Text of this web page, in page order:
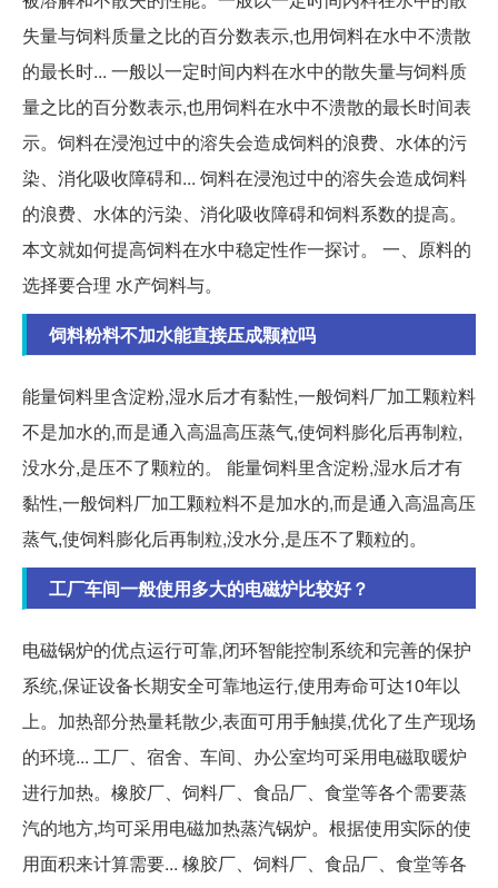
失量与饲料质量之比的百分数表示,也用饲料在水中不溃散
的最长时... 一般以一定时间内料在水中的散失量与饲料质
量之比的百分数表示,也用饲料在水中不溃散的最长时间表
示。饲料在浸泡过中的溶失会造成饲料的浪费、水体的污
染、消化吸收障碍和... 饲料在浸泡过中的溶失会造成饲料
的浪费、水体的污染、消化吸收障碍和饲料系数的提高。
本文就如何提高饲料在水中稳定性作一探讨。 一、原料的
选择要合理 水产饲料与。
饲料粉料不加水能直接压成颗粒吗
能量饲料里含淀粉,湿水后才有黏性,一般饲料厂加工颗粒料
不是加水的,而是通入高温高压蒸气,使饲料膨化后再制粒,
没水分,是压不了颗粒的。 能量饲料里含淀粉,湿水后才有
黏性,一般饲料厂加工颗粒料不是加水的,而是通入高温高压
蒸气,使饲料膨化后再制粒,没水分,是压不了颗粒的。
工厂车间一般使用多大的电磁炉比较好？
电磁锅炉的优点运行可靠,闭环智能控制系统和完善的保护
系统,保证设备长期安全可靠地运行,使用寿命可达10年以
上。加热部分热量耗散少,表面可用手触摸,优化了生产现场
的环境... 工厂、宿舍、车间、办公室均可采用电磁取暖炉
进行加热。橡胶厂、饲料厂、食品厂、食堂等各个需要蒸
汽的地方,均可采用电磁加热蒸汽锅炉。根据使用实际的使
用面积来计算需要... 橡胶厂、饲料厂、食品厂、食堂等各